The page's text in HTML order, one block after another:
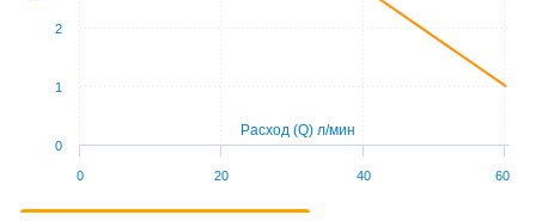
Расход (Q) л/мин
0 20 40 60
0
1
2